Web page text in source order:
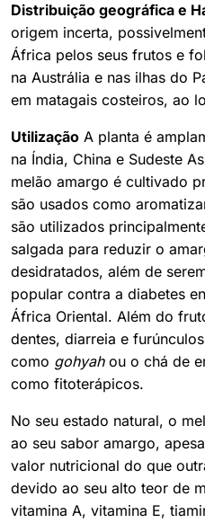
Distribuição geográfica e
origem incerta,
África pelos seus frutos e
na Austrália e nas ilhas do
em matagais costeiros, ao
Utilização A planta é
na Índia, China e Sudeste
melão amargo é cultivado
são usados ​​como
são utilizados
salgada para reduzir o
desidratados, além de
popular contra a diabetes
África Oriental. Além do
dentes, diarreia e
como gohyahou o chá de
como fitoterápicos.
No seu estado natural, o
ao seu sabor amargo,
valor nutricional do que
devido ao seu alto teor de
vitamina A, vitamina E,